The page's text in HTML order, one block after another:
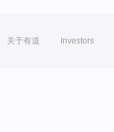
关于有道 Investors